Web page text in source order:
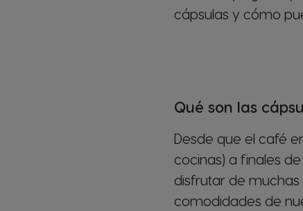
cápsulas y cómo
Qué son las
Desde que el café
cocinas) a finales
disfrutar de
comodidades de